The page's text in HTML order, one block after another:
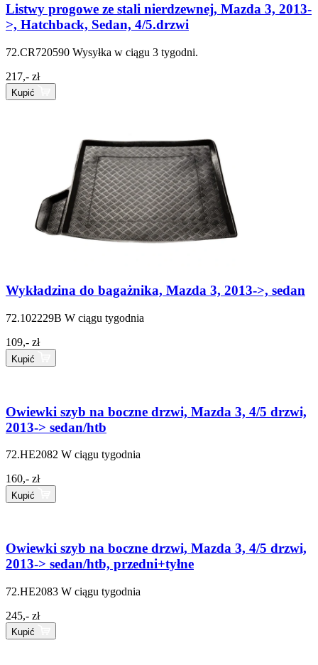
Listwy progowe ze stali nierdzewnej, Mazda 3, 2013-
>, Hatchback, Sedan, 4/5.drzwi
72.CR720590 Wysyłka w ciągu 3 tygodni.
217,- zł
Kupić
Wykładzina do bagażnika, Mazda 3, 2013->, sedan
72.102229B W ciągu tygodnia
109,- zł
Kupić
Owiewki szyb na boczne drzwi, Mazda 3, 4/5 drzwi,
2013-> sedan/htb
72.HE2082 W ciągu tygodnia
160,- zł
Kupić
Owiewki szyb na boczne drzwi, Mazda 3, 4/5 drzwi,
2013-> sedan/htb, przedni+tyłne
72.HE2083 W ciągu tygodnia
245,- zł
Kupić